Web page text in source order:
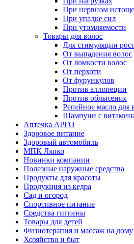
При нервном
При упадке сил
При утомляемости
Товары для волос
Для стимуляции
От выпадения волос
От ломкости волос
От перхоти
От фурункулов
Против аллопеции
Против облысения
Репейное масло для
Шампуни с
Аптечка АРГО
Здоровое питание
Здоровый автомобиль
МПК Ляпко
Новинки компании
Полезные наружные средства
Продукты для красоты
Продукция из кедра
Сад и огород
Спортивное питание
Средства гигиены
Товары для детей
Физиотерапия и массаж на дому
Хозяйство и быт